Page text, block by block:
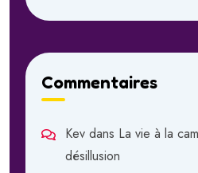
Commentaires
Kev dans La vie à la
désillusion